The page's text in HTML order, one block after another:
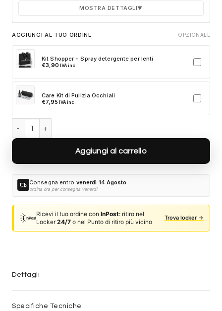
MOSTRA DETTAGLI▼
Durata 12 mesi dalla consegna dell'ordine
accidentale
Ricambi originali e certificati del produttore
Clicca sulla card per attivare l'assicurazione. Se non clicchi, non
verrà aggiunta al tuo ordine.
AGGIUNGI AL TUO ORDINE OPZIONALE
Kit Shopper + Spray detergente per lenti
€3,90 IVA inc.
Care Kit di Pulizia Occhiali
€7,95 IVA inc.
Aggiungi al carrello
local_shipping Consegna entro venerdì 14 Agosto
ordina ora per consegna venerdì
Ricevi il tuo ordine conInPost: ritiro nel
Locker24/7 o nel Punto di ritiro più vicino
Trova locker →
Dettagli
Specifiche Tecniche